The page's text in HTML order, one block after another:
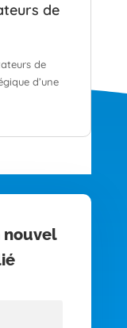
de
de
d’une
nouvel